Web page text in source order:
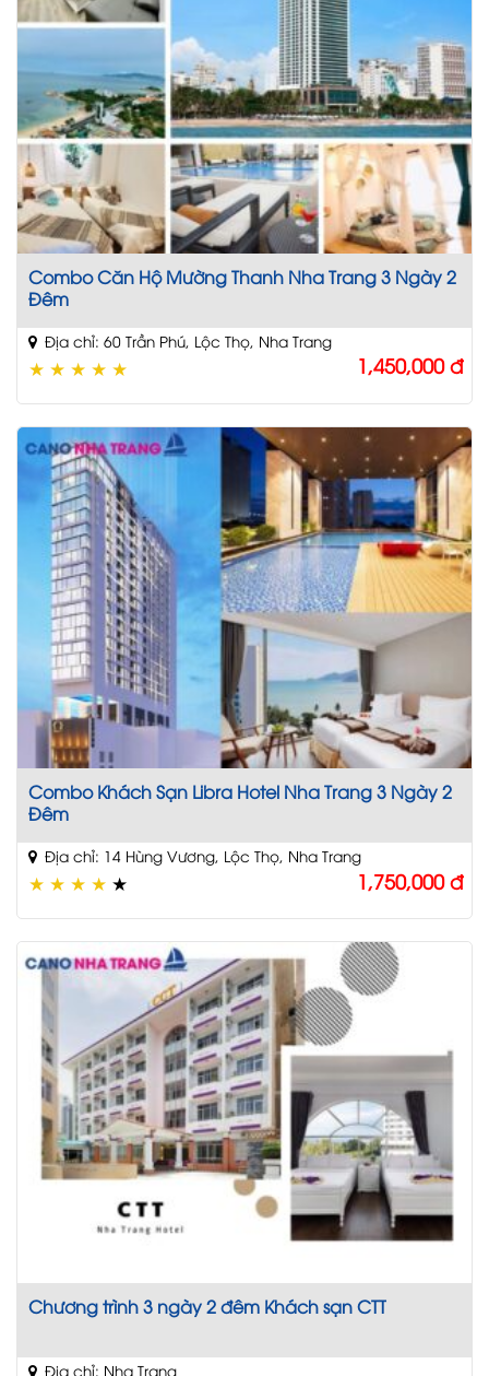
Combo Căn Hộ Mường Thanh Nha Trang 3 Ngày 2
Đêm
Địa chỉ: 60 Trần Phú, Lộc Thọ, Nha Trang
★ ★ ★ ★ ★ 1,450,000đ
Combo Khách Sạn Libra Hotel Nha Trang 3 Ngày 2
Đêm
Địa chỉ: 14 Hùng Vương, Lộc Thọ, Nha Trang
★ ★ ★ ★ ★ 1,750,000đ
Chương trình 3 ngày 2 đêm Khách sạn CTT
Địa chỉ: Nha Trang